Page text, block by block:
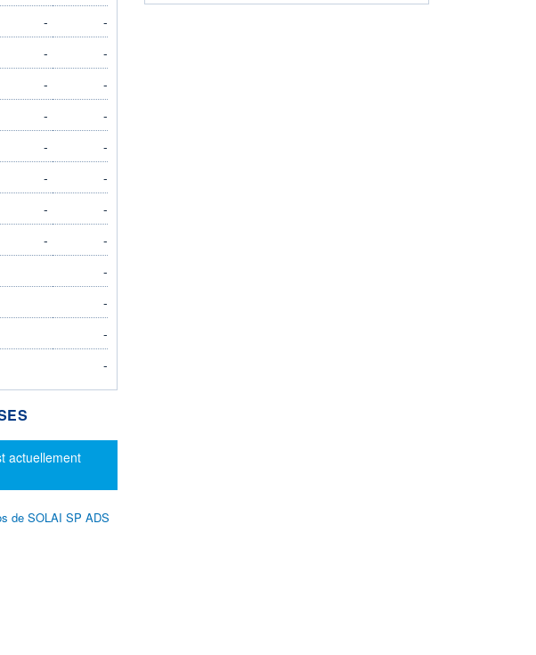
-
-
-
-
-
-
-
-
-
-
-
-
-
-
-
-
-
-
-
-
actuellement
de SOLAI SP ADS